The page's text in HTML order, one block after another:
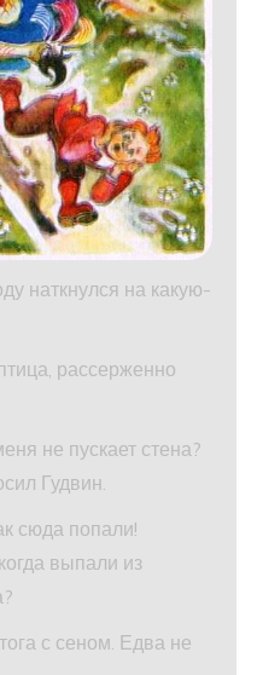
наткнулся на какую-
рассерженно
не пускает стена?
Гудвин.
сюда попали!
выпали из
с сеном. Едва не